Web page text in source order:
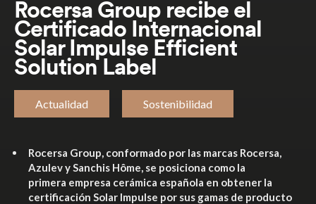
Rocersa Group recibe el
Certificado Internacional
Solar Impulse Efficient
Solution Label
Actualidad Sostenibilidad
Rocersa Group , conformado por las marcas Rocersa,
Azulev y Sanchis Hôme, se posiciona como la
primera empresa cerámica española en obtener la
certificación Solar Impulse por sus gamas de producto